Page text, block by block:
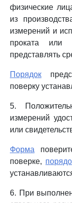
физические
из
измерений и
проката или
представлять
Порядок
поверку
5.
измерений
или
Форма
поверке,
6. При